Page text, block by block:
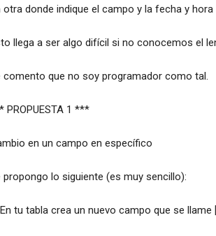
otra donde indique el campo y la fecha y
llega a ser algo difícil si no conocemos el
comento que no soy programador como tal.
PROPUESTA 1 ***
en un campo en específico
propongo lo siguiente (es muy sencillo):
tu tabla crea un nuevo campo que se llame